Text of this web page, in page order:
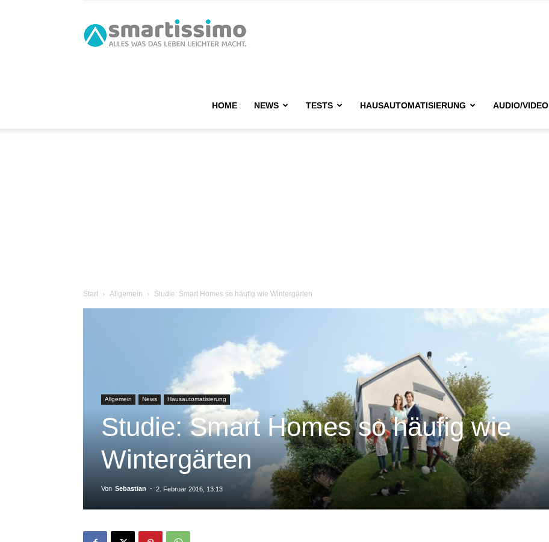
HOME NEWS TESTS HAUSAUTOMATISIERUNG AUDIO/VIDEO
Start Allgemein Studie: Smart Homes so häufig wie Wintergärten
Allgemein News Hausautomatisierung
Studie: Smart Homes so häufig wie
Wintergärten
Von Sebastian - 2. Februar 2016, 13:13